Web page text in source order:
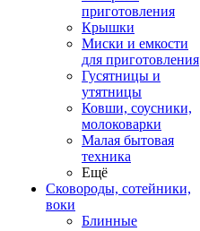
приготовления
Крышки
Миски и емкости
для приготовления
Гусятницы и
утятницы
Ковши, соусники,
молоковарки
Малая бытовая
техника
Ещё
Сковороды, сотейники,
воки
Блинные